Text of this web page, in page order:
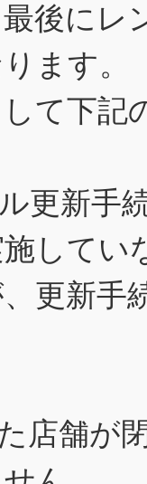
後にレ
ます。
て下記
更新手
してい
更新手
店舗が